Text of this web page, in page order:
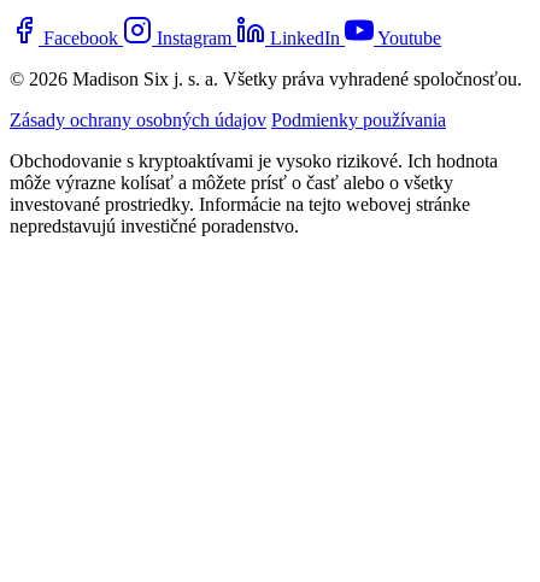
Facebook Instagram LinkedIn
Youtube
© 2026 Madison Six j. s. a. Všetky práva vyhradené spoločnosťou.
Zásady ochrany osobných údajov Podmienky používania
Obchodovanie s kryptoaktívami je vysoko rizikové. Ich hodnota
môže výrazne kolísať a môžete prísť o časť alebo o všetky
investované prostriedky. Informácie na tejto webovej stránke
nepredstavujú investičné poradenstvo.